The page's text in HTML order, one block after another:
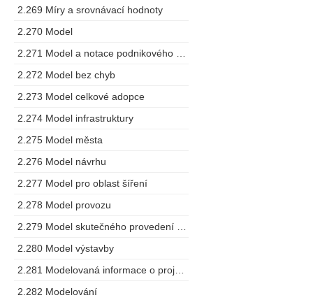
2.269 Míry a srovnávací hodnoty
2.270 Model
2.272 Model bez chyb
2.273 Model celkové adopce
2.274 Model infrastruktury
2.275 Model města
2.276 Model návrhu
2.277 Model pro oblast šíření
2.278 Model provozu
2.280 Model výstavby
2.282 Modelování